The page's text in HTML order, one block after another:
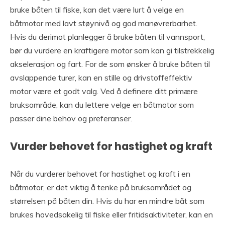
bruke båten til fiske, kan det være lurt å velge en
båtmotor med lavt støynivå og god manøvrerbarhet.
Hvis du derimot planlegger å bruke båten til vannsport,
bør du vurdere en kraftigere motor som kan gi tilstrekkelig
akselerasjon og fart. For de som ønsker å bruke båten til
avslappende turer, kan en stille og drivstoffeffektiv
motor være et godt valg. Ved å definere ditt primære
bruksområde, kan du lettere velge en båtmotor som
passer dine behov og preferanser.
Vurder behovet for hastighet og kraft
Når du vurderer behovet for hastighet og kraft i en
båtmotor, er det viktig å tenke på bruksområdet og
størrelsen på båten din. Hvis du har en mindre båt som
brukes hovedsakelig til fiske eller fritidsaktiviteter, kan en